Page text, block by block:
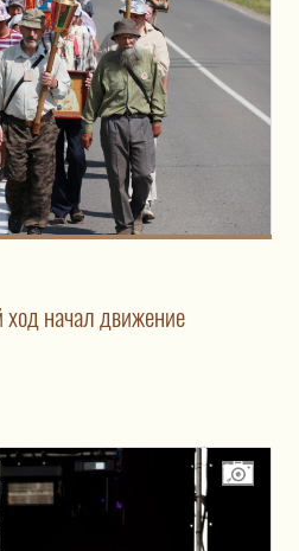
начал движение